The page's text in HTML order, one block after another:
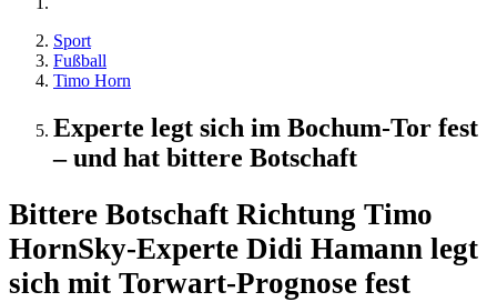
Sport
Fußball
Timo Horn
Experte legt sich im Bochum-Tor fest
– und hat bittere Botschaft
Bittere Botschaft Richtung Timo
HornSky-Experte Didi Hamann legt
sich mit Torwart-Prognose fest